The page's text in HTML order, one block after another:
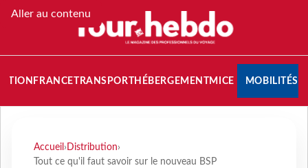
Aller au contenu
FRANCETRANSPORT HÉBERGEMENTMICE MOBILITÉS
Accueil › Distribution›
Tout ce qu'il faut savoir sur le nouveau BSP